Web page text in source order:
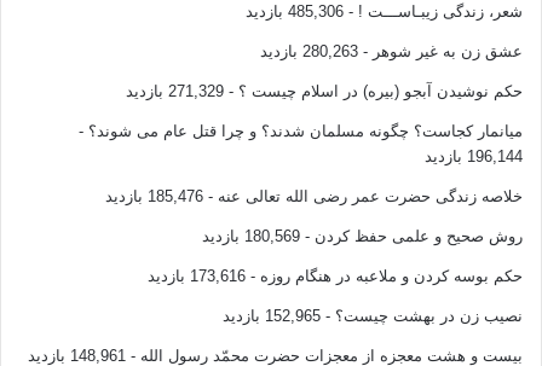
شعر، زندگی زیبـاســـت ! - 485,306 بازدید
عشق زن به غیر شوهر - 280,263 بازدید
حکم نوشیدن آبجو (بیره) در اسلام چیست ؟ - 271,329 بازدید
میانمار کجاست؟ چگونه مسلمان شدند؟ و چرا قتل عام می شوند؟ -
196,144 بازدید
خلاصه زندگی حضرت عمر رضی الله تعالی عنه - 185,476 بازدید
روش صحیح و علمی حفظ کردن - 180,569 بازدید
حکم بوسه کردن و ملاعبه در هنگام روزه - 173,616 بازدید
نصیب زن در بهشت چیست؟ - 152,965 بازدید
بیست و هشت معجزه از معجزات حضرت محمّد رسول الله - 148,961 بازدید